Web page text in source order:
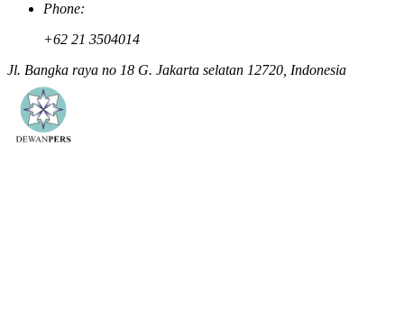
Phone:
+62 21 3504014
Jl. Bangka raya no 18 G. Jakarta selatan 12720, Indonesia